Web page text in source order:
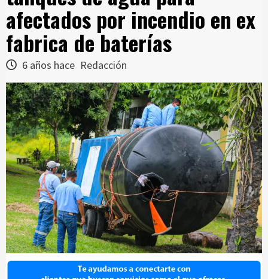
afectados por incendio en ex
fabrica de baterías
6 años hace Redacción